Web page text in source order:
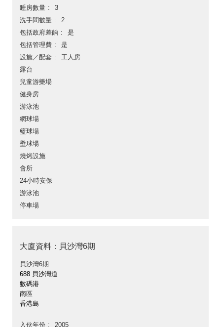
睡房數量
3
洗手間數量
2
包括政府差餉
是
包括管理費
是
設施／配套
工人房
露台
兒童游樂場
健身房
游泳池
網球場
籃球場
壁球場
燒烤設施
會所
24小時安保
游泳池
停車場
大廈資料：貝沙灣6期
貝沙灣6期
688 貝沙灣道
數碼港
南區
香港島
入伙年份
2005